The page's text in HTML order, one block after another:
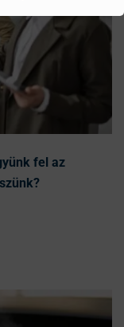
fel az